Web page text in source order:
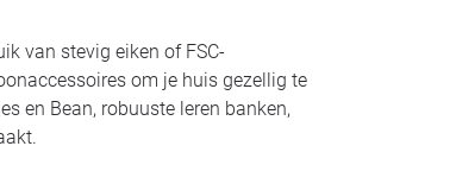
van stevig eiken of FSC-
om je huis gezellig te
en Bean, robuuste leren banken,